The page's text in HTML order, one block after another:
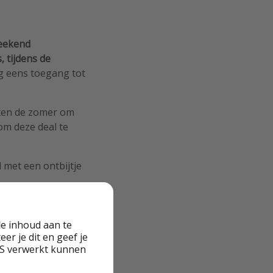
tijdens de
eens toegang tot
de zomer om
deze deal te
met een ontbijtje
inhoud aan te
je dit en geef je
verwerkt kunnen